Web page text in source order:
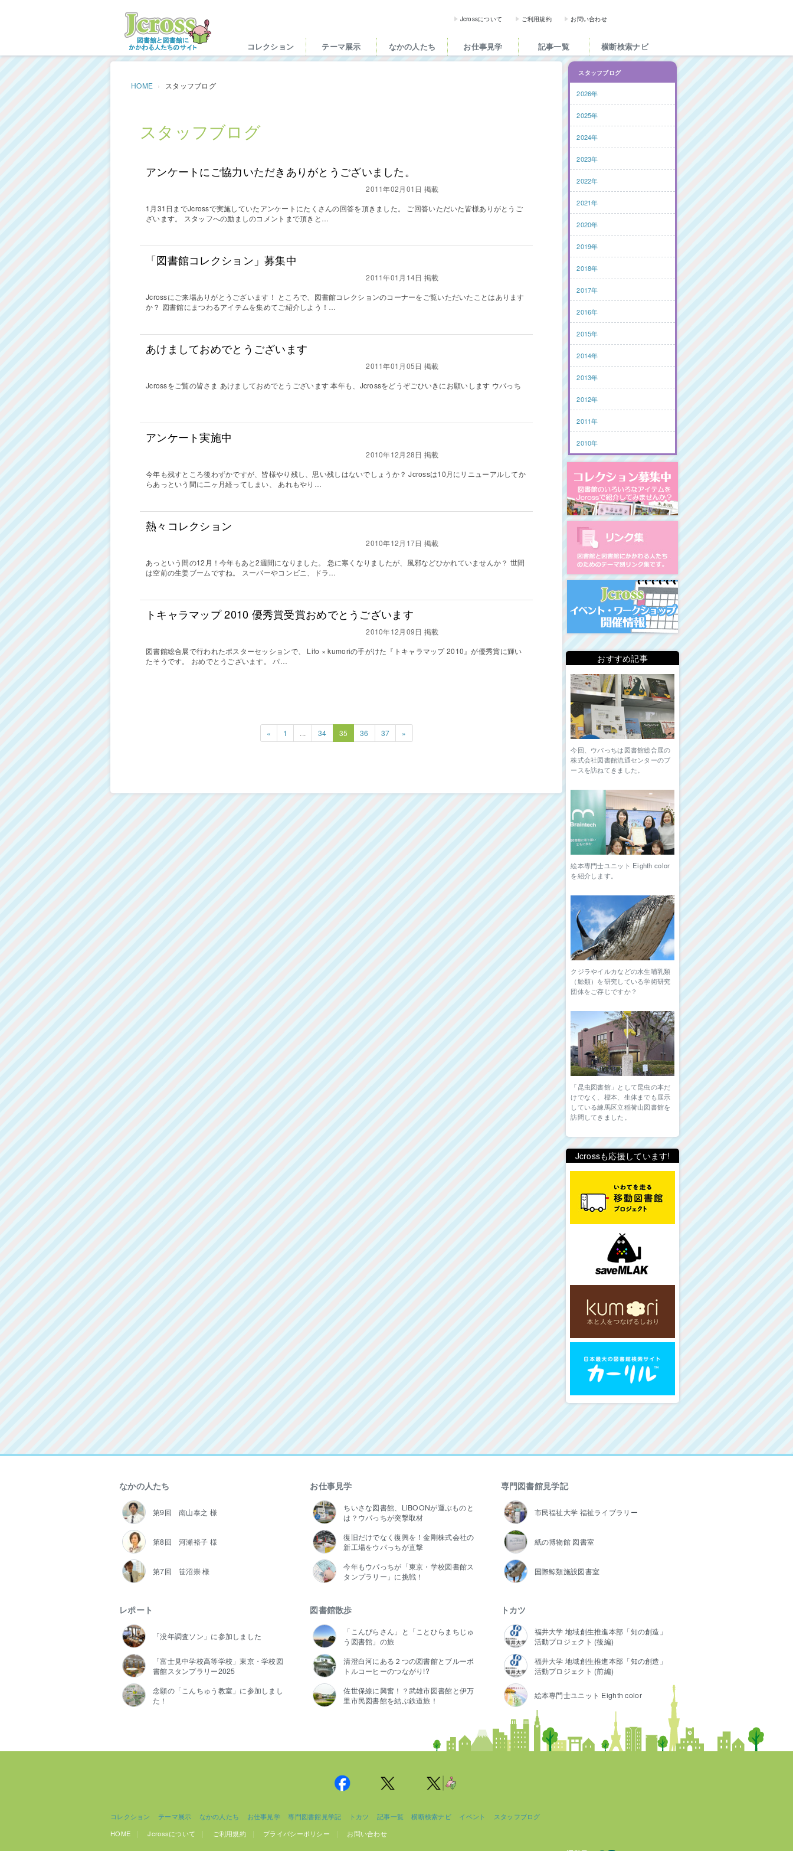
Jcross（ジェイクロス）| 図書館と図書館にかかわる人た
Jcrossについて ご利用規約 お問い合わせ
コレクション テーマ展示 なかの人たち お仕事見学 記事一覧 横断検索ナビ
HOME スタッフブログ
スタッフブログ
アンケートにご協力いただきありがとうございました。
2011年02月01日 掲載
1月31日までJcrossで実施していたアンケートにたくさんの回答を頂きました。 ご回答いただいた皆様ありがとうご
ざいます。 スタッフへの励ましのコメントまで頂きと…
「図書館コレクション」募集中
2011年01月14日 掲載
Jcrossにご来場ありがとうございます！ ところで、図書館コレクションのコーナーをご覧いただいたことはあります
か？ 図書館にまつわるアイテムを集めてご紹介しよう！…
あけましておめでとうございます
2011年01月05日 掲載
Jcrossをご覧の皆さま あけましておめでとうございます 本年も、Jcrossをどうぞごひいきにお願いします ウパっち
アンケート実施中
2010年12月28日 掲載
今年も残すところ後わずかですが、皆様やり残し、思い残しはないでしょうか？ Jcrossは10月にリニューアルしてか
らあっという間に二ヶ月経ってしまい、 あれもやり…
熱々コレクション
2010年12月17日 掲載
あっという間の12月！今年もあと2週間になりました。 急に寒くなりましたが、風邪などひかれていませんか？ 世間
は空前の生姜ブームですね。 スーパーやコンビニ、ドラ…
トキャラマップ 2010 優秀賞受賞おめでとうございます
2010年12月09日 掲載
図書館総合展で行われたポスターセッションで、 Lifo × kumoriの手がけた『トキャラマップ 2010』が優秀賞に輝い
たそうです。 おめでとうございます。 パ…
« 1 ... 34 35 36 37 »
スタッフブログ
2026年
2025年
2024年
2023年
2022年
2021年
2020年
2019年
2018年
2017年
2016年
2015年
2014年
2013年
2012年
2011年
2010年
コレクション募集中
図書館リンク集
イベント・ワークショップ開
おすすめ記事
今回、ウパっちは図書館総合展の
株式会社図書館流通センターのブ
ースを訪ねてきました。
絵本専門士ユニット Eighth color
を紹介します。
クジラやイルカなどの水生哺乳類
（鯨類）を研究している学術研究
団体をご存じですか？
「昆虫図書館」として昆虫の本だ
けでなく、標本、生体までも展示
している練馬区立稲荷山図書館を
訪問してきました。
Jcrossも応援しています!
なかの人たち
第9回 南山泰之 様
第8回 河瀬裕子 様
第7回 笹沼崇 様
お仕事見学
ちいさな図書館、LiBOONが運ぶものと
は？ウパっちが突撃取材
復旧だけでなく復興を！金剛株式会社の
新工場をウパっちが直撃
今年もウパっちが「東京・学校図書館ス
タンプラリー」に挑戦！
専門図書館見学記
市民福祉大学 福祉ライブラリー
紙の博物館 図書室
国際鯨類施設図書室
レポート
「没年調査ソン」に参加しました
「富士見中学校高等学校」東京・学校図
書館スタンプラリー2025
念願の「こんちゅう教室」に参加しまし
た！
図書館散歩
「こんぴらさん」と「ことひらまちじゅ
う図書館」の旅
清澄白河にある２つの図書館とブルーボ
トルコーヒーのつながり!?
佐世保線に興奮！？武雄市図書館と伊万
里市民図書館を結ぶ鉄道旅！
トカツ
福井大学 地域創生推進本部「知の創造」
活動プロジェクト (後編)
福井大学 地域創生推進本部「知の創造」
活動プロジェクト (前編)
絵本専門士ユニット Eighth color
コレクション テーマ展示 なかの人たち お仕事見学 専門図書館見学記 トカツ 記事一覧 横断検索ナビ イベント
スタッフブログ
HOME
Jcrossについて ご利用規約 プライバシーポリシー お問い合わせ